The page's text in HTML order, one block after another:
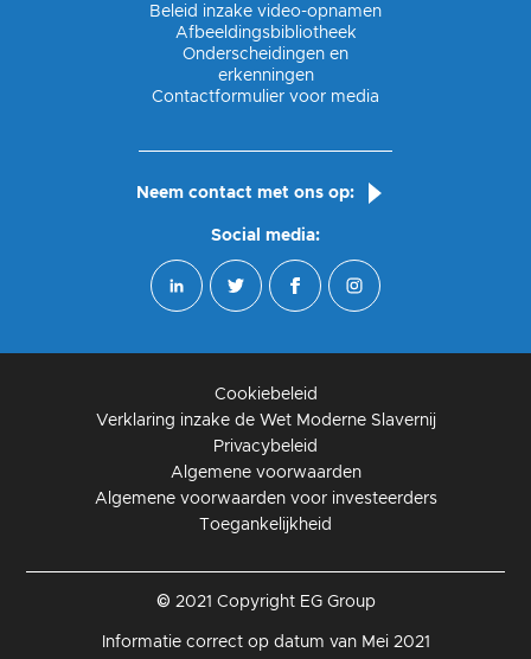
Beleid inzake video-opnamen
Afbeeldingsbibliotheek
Onderscheidingen en
erkenningen
Contactformulier voor media
Neem contact met ons op:
Social media:
Cookiebeleid
Verklaring inzake de Wet Moderne Slavernij
Privacybeleid
Algemene voorwaarden
Algemene voorwaarden voor investeerders
Toegankelijkheid
© 2021 Copyright EG Group
Informatie correct op datum van Mei 2021